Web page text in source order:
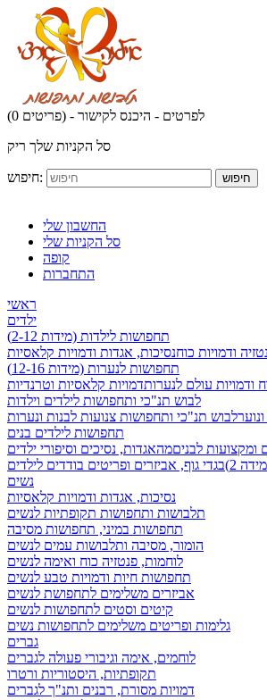
(0 פריטים) - לפרטים - היכנס לקישור
סל הקניות שלך ריק
חיפוש: חיפוש
החשבון שלי
סל הקניות שלי
קופה
התחברות
ראשי
ילדים
תחפושות לילדות (מידות 2-12)
ודמויות כוחנסיכות, אגדות ודמויות קלאסיות
תחפושות לנערות (מידות 12-16)
ודמויות עולם לנערותדמויות קלאסיות וטרנדיות
לבוש תנ"כי ותחפושות לילדים וילדות
לבוש תנ"כי ותחפושות צנועות לבנות ונערות
תחפושות לילדים בנים
ומקצועות לבניםמהאגדות, נסיכים וסיפורי ילדים
2)
בגדי גוף, אביזרים ופריטים בודדים לילדים
נשים
נסיכות, אגדות ודמויות קלאסיות
תלבושות ותחפושות תקופתיות לנשים
תחפושות במיני, תחפושות מסיבה
הומור, מסיבה ותלבושות עמים לנשים
לוחמות, פנטזיה כוח ואימה לנשים
תחפושות חיות ודמויות טבע לנשים
אביזרים משלימים לתחפושת לנשים
קיטים וסטים לתחפושות לנשים
גלימות ופריטים משלימים לתחפושות נשים
גברים
לוחמים, אימה וגיבורי פעולה לגברים
תקופתיות, היסטוריות ורטרו
דמויות מסורת, רבנים ותנ"ך לגברים